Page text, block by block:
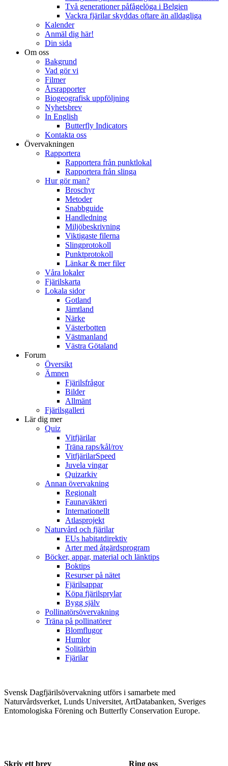
Två generationer påfågelöga i Belgien
Vackra fjärilar skyddas oftare än alldagliga
Kalender
Anmäl dig här!
Din sida
Om oss
Bakgrund
Vad gör vi
Filmer
Årsrapporter
Biogeografisk uppföljning
Nyhetsbrev
In English
Butterfly Indicators
Kontakta oss
Övervakningen
Rapportera
Rapportera från punktlokal
Rapportera från slinga
Hur gör man?
Broschyr
Metoder
Snabbguide
Handledning
Miljöbeskrivning
Viktigaste filerna
Slingprotokoll
Punktprotokoll
Länkar & mer filer
Våra lokaler
Fjärilskarta
Lokala sidor
Gotland
Jämtland
Närke
Västerbotten
Västmanland
Västra Götaland
Forum
Översikt
Ämnen
Fjärilsfrågor
Bilder
Allmänt
Fjärilsgalleri
Lär dig mer
Quiz
Vitfjärilar
Träna raps/kål/rov
VitfjärilarSpeed
Juvela vingar
Quizarkiv
Annan övervakning
Regionalt
Faunaväkteri
Internationellt
Atlasprojekt
Naturvård och fjärilar
EUs habitatdirektiv
Arter med åtgärdsprogram
Böcker, appar, material och länktips
Boktips
Resurser på nätet
Fjärilsappar
Köpa fjärilsprylar
Bygg själv
Pollinatörsövervakning
Träna på pollinatörer
Blomflugor
Humlor
Solitärbin
Fjärilar
Svensk Dagfjärilsövervakning utförs i samarbete med
Naturvårdsverket, Lunds Universitet, ArtDatabanken, Sveriges
Entomologiska Förening och Butterfly Conservation Europe.
Skriv ett brev Ring oss